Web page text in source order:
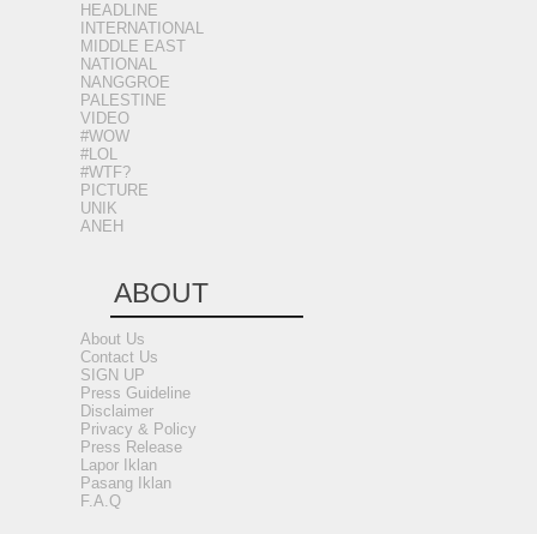
HEADLINE
INTERNATIONAL
MIDDLE EAST
NATIONAL
NANGGROE
PALESTINE
VIDEO
#WOW
#LOL
#WTF?
PICTURE
UNIK
ANEH
ABOUT
About Us
Contact Us
SIGN UP
Press Guideline
Disclaimer
Privacy & Policy
Press Release
Lapor Iklan
Pasang Iklan
F.A.Q